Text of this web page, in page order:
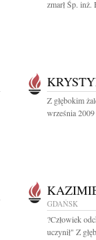
zmarł Śp.
Z głębokim
września
GDAŃSK
?Człowiek
uczynił" Z